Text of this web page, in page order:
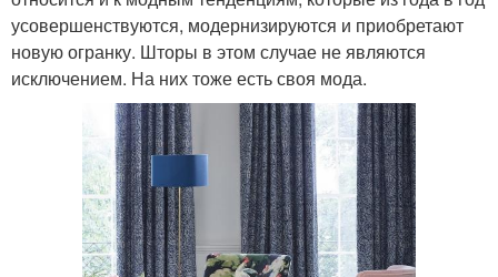
усовершенствуются, модернизируются и приобретают
новую огранку. Шторы в этом случае не являются
исключением. На них тоже есть своя мода.